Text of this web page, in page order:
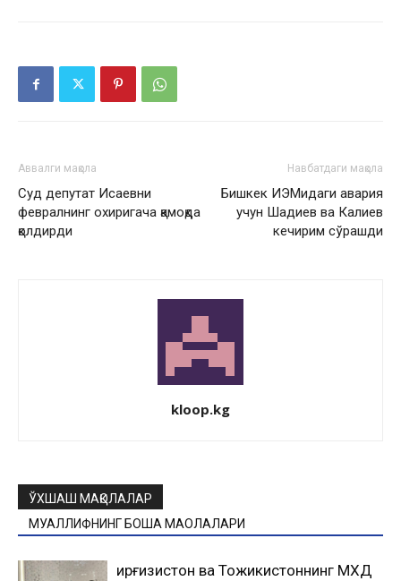
Аввалги мақола
Суд депутат Исаевни
февралнинг охиригача қамоқда
қолдирди
Навбатдаги мақола
Бишкек ИЭМидаги авария
учун Шадиев ва Калиев
кечирим сўрашди
kloop.kg
ЎХШАШ МАҚОЛАЛАР
МУАЛЛИФНИНГ БОШҚА МАҚОЛАЛАРИ
Қирғизистон ва Тожикистоннинг МХДҚ